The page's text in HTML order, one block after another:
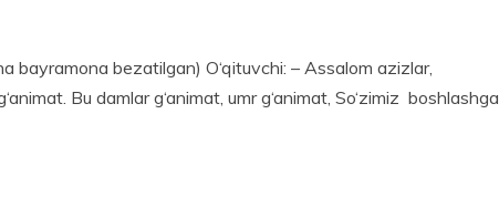
bayramona bezatilgan) O‘qituvchi: – Assalom azizlar,
Bu damlar g‘animat, umr g‘animat, So‘zimiz boshlashga